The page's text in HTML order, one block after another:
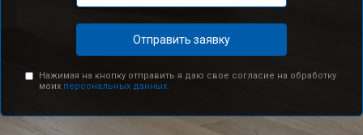
Отправить заявку
Нажимая на кнопку отправить я даю свое согласие на обработку
моих персональных данных.